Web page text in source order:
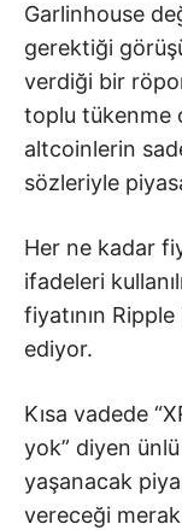
Garlinhouse
gerektiği
verdiği bir
toplu tükenme
altcoinlerin
sözleriyle
Her ne kadar
ifadeleri
fiyatının
ediyor.
Kısa vadede
yok” diyen
yaşanacak
vereceği